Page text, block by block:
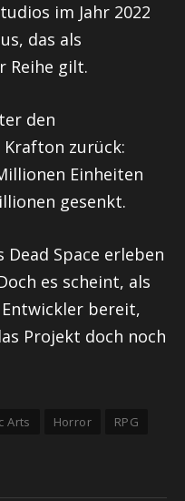
im Jahr 2022
das als
Reihe gilt.
den
zurück:
Einheiten
gesenkt.
Space erleben
es scheint, als
bereit,
Projekt doch noch
Arts Horror
RPG